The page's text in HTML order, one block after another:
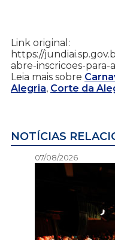
Link original:
https://
abre-inscricoes-
Leia mais sobre
Alegria, Corte da
NOTÍCIAS
07/08/2026